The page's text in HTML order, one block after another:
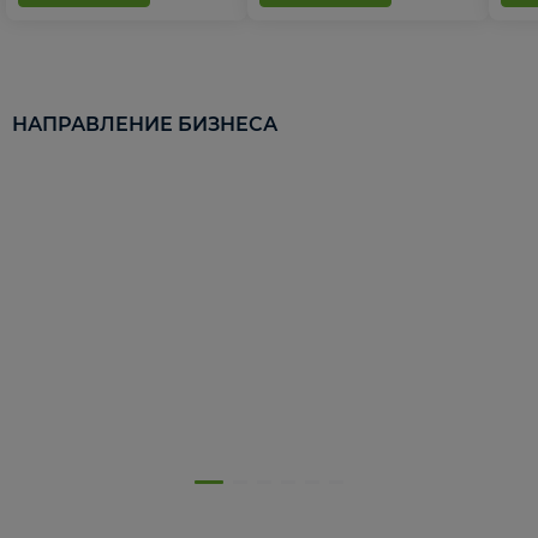
НАПРАВЛЕНИЕ БИЗНЕСА